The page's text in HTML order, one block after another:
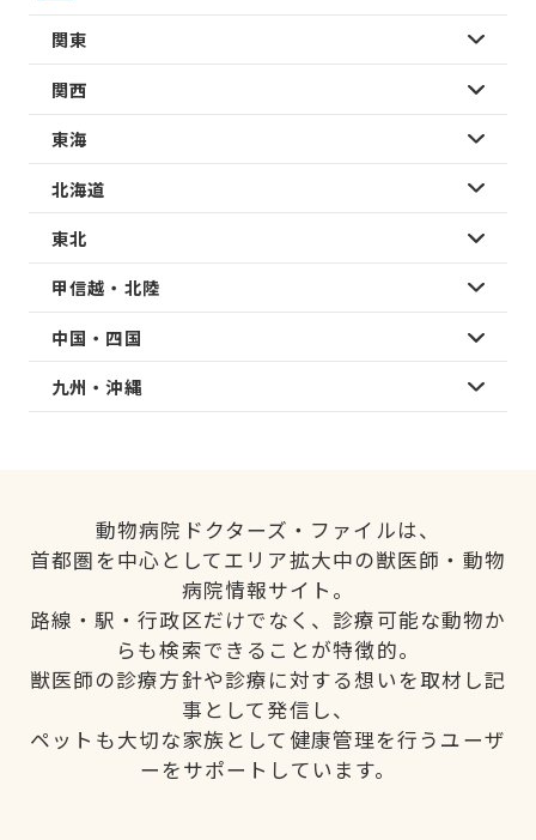
関東
関西
東海
北海道
東北
甲信越・北陸
中国・四国
九州・沖縄
動物病院ドクターズ・ファイルは、
首都圏を中心としてエリア拡大中の獣医師・動物
病院情報サイト。
路線・駅・行政区だけでなく、診療可能な動物か
らも検索できることが特徴的。
獣医師の診療方針や診療に対する想いを取材し記
事として発信し、
ペットも大切な家族として健康管理を行うユーザ
ーをサポートしています。